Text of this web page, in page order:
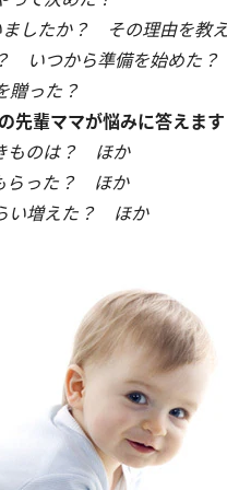
したか？ その理由を教
いつから準備を始めた？
贈った ？
先輩ママが悩みに答えます
ものは？ ほか
らった？ ほか
い増えた？ ほか